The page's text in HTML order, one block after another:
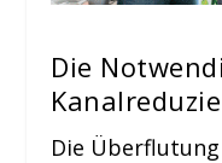
Die
Die